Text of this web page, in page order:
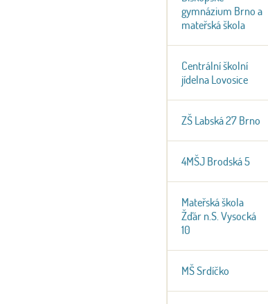
gymnázium Brno a
mateřská škola
Centrální školní
jídelna Lovosice
ZŠ Labská 27 Brno
4MŠJ Brodská 5
Mateřská škola
Žďár n.S. Vysocká
10
MŠ Srdíčko